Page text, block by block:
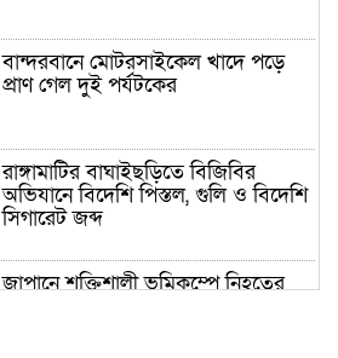
বান্দরবানে মোটরসাইকেল খাদে পড়ে
প্রাণ গেল দুই পর্যটকের
রাঙ্গামাটির বাঘাইছড়িতে বিজিবির
অভিযানে বিদেশি পিস্তল, গুলি ও বিদেশি
সিগারেট জব্দ
জাপানে শক্তিশালী ভূমিকম্পে নিহতের